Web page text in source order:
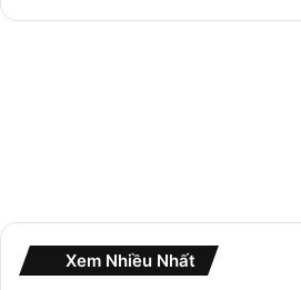
Xem Nhiều Nhất